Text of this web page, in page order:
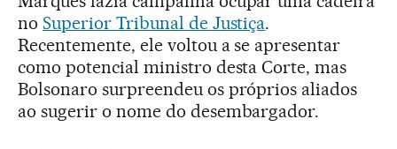
no Superior Tribunal de Justiça.
Recentemente, ele voltou a se apresentar
como potencial ministro desta Corte, mas
Bolsonaro surpreendeu os próprios aliados
ao sugerir o nome do desembargador.